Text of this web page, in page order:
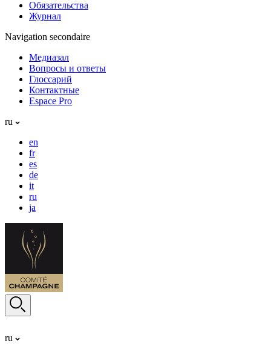
Обязательства
Журнал
Navigation secondaire
Медиазал
Вопросы и ответы
Глоссарий
Контактные
Espace Pro
ru
en
fr
es
de
it
ru
ja
ru